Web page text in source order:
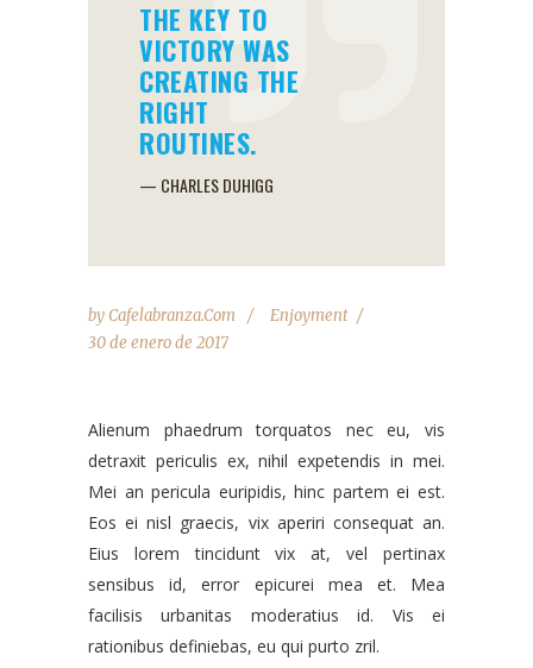
THE KEY TO
VICTORY WAS
CREATING THE
RIGHT
ROUTINES.
— CHARLES DUHIGG
byCafelabranza.com
Enjoyment
30 de enero de 2017
Alienum phaedrum torquatos nec eu, vis
detraxit periculis ex, nihil expetendis in mei.
Mei an pericula euripidis, hinc partem ei est.
Eos ei nisl graecis, vix aperiri consequat an.
Eius lorem tincidunt vix at, vel pertinax
sensibus id, error epicurei mea et. Mea
facilisis urbanitas moderatius id. Vis ei
rationibus definiebas, eu qui purto zril.